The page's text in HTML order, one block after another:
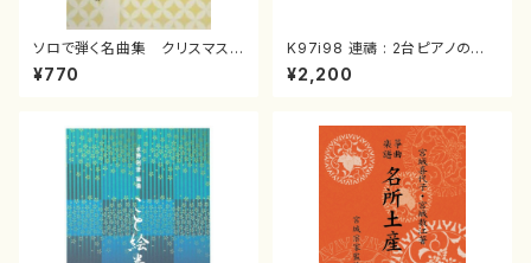
ソロで弾く名曲集 クリスマス・
イブ／恋人がサンタクロース(
箏独奏 /大平光美 編曲/楽
¥770
K97i98 連禱 : 2台ピアノのた
めの（2 Pianos / 菊池 幸夫 /
楽譜）
¥2,200